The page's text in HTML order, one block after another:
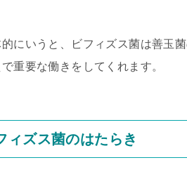
にいうと、ビフィズス菌は善玉
で重要な働きをしてくれます。
ィズス菌のはたらき